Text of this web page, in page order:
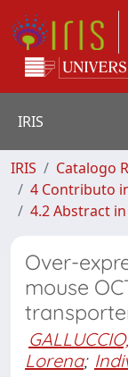
IRIS
IRIS
Catalogo
4 Contributo
4.2 Abstract
Over-
mouse
Lorena;